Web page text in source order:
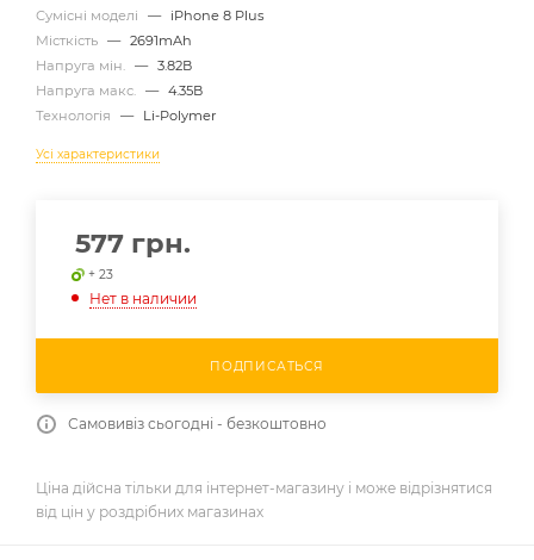
Сумісні моделі
—
iPhone 8 Plus
Місткість — 2691mAh
Напруга мін.
— 3.82В
Напруга макс.
— 4.35В
Технологія
— Li-Polymer
Усі характеристики
577 грн.
+ 23
Нет в наличии
ПОДПИСАТЬСЯ
Самовивіз сьогодні - безкоштовно
Ціна дійсна тільки для інтернет-магазину і може відрізнятися
від цін у роздрібних магазинах